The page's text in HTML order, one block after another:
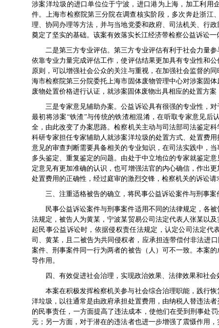
涉案洋垃圾的进口单位位于宁波，进口港为上海，加工利
件。上海市检察院第三分院在调查核实阶段，多次奔赴浙
理、协同办理等方法，并与当地党委和政府、司法机关、行
奠定了坚实的基础。该案有效落实长江经济带检察公益诉讼
二是第三方专业评估。第三方专业评估有利于社会力量
依靠专业力量完成评估工作，使评估结果更加具有专业性和
原则，可以增强社会公众的关注与重视，在加强社会监督的
海市检察院第三分院委托上海市固体废物管理中心对涉案固
废物处置价格进行认证，就涉案固体废物出具相应的处置方
三是专家意见辅助办案。公益诉讼具有很强的专业性，
最初将涉案“铁渣”与传统的铁渣相混淆，在听取专家意见
全，由此改变了办案思路。检察机关主动与司法部司法鉴定
科研专家担任专家辅助人就涉案洋垃圾的处置方式、处置费
意见的审查判断需要具备相关的专业知识，在司法实践中，
多头鉴定、重复鉴定的问题。由处于中立地位的专家就鉴定
定意见有更加准确的认识，也可增强法官的内心确信，作出
处置费用的正确性，经过庭审的激烈交锋，检察机关的诉讼
三、注重适格被告的确立，将民事公益诉讼案件与刑事
民事公益诉讼案件与刑事案件适用不同的法律规定，各
法规定，被告人为黄某，宁波某贸易公司法定代表人张某以
起民事公益诉讼时，依据侵权责任法规定，认定公司法定
司、黄某，且二被告为共同侵权者，应承担连带偿付非法进
案件、刑事案件同一行为两者的被告（人）可不一致。本案
导作用。
四、有效促进社会治理，实现政治效果、法律效果和社会
本案在积极发挥检察机关参与社会综合治理职能，践行
洋垃圾，以往通常是由政府承担处置费用，由纳税人替违法
的民事责任，一方面提高了违法成本，使他们在受到刑事处
元；另一方面，对于潜在的违法者也进一步增强了震慑作用